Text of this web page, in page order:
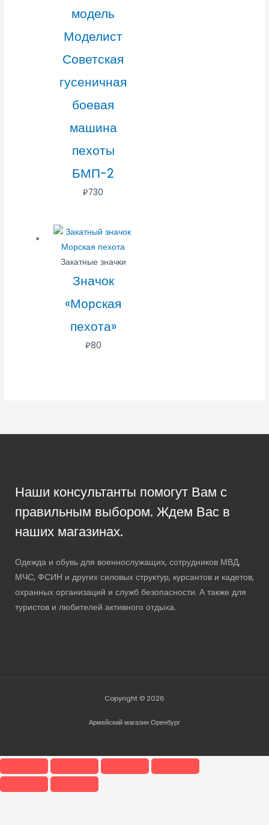
модель
Моделист
Советская
гусеничная
боевая
машина
пехоты
БМП-2
₽730
Закатные значки
Значок
«Морская
пехота»
₽80
Наши консультанты помогут Вам с
правильным выбором. Ждем Вас в
наших магазинах.
Одежда и обувь для военнослужащих, сотрудников МВД,
МЧС, ФСИН и других силовых структур, курсантов и кадетов,
охранных организаций и служб безопасности. А также для
туристов и любителей активного отдыха.
Copyright © 2026
Армейский магазин Оренбург